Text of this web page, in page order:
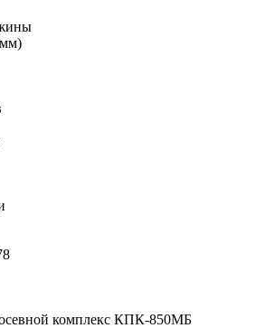
комплекс КПК-850МБ